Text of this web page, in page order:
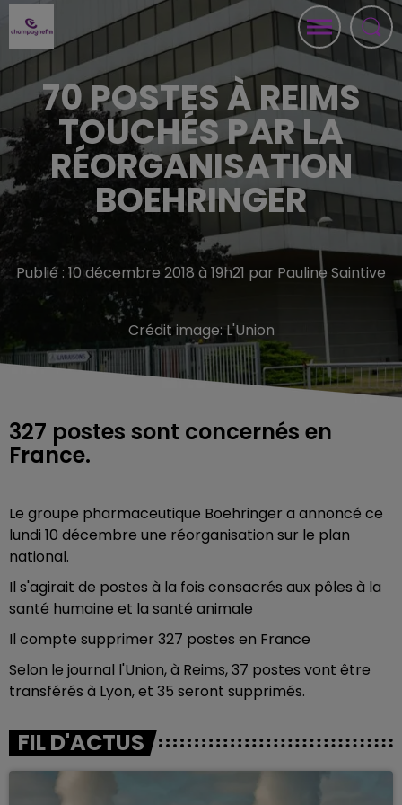
70 POSTES À REIMS
TOUCHÉS PAR LA
RÉORGANISATION
BOEHRINGER
Publié : 10 décembre 2018 à 19h21 par Pauline Saintive
Crédit image: L'Union
327 postes sont concernés en
France.
Le groupe pharmaceutique Boehringer a annoncé ce
lundi 10 décembre une réorganisation sur le plan
national.
Il s'agirait de postes à la fois consacrés aux pôles à la
santé humaine et la santé animale
Il compte supprimer 327 postes en France
Selon le journal l'Union, à Reims, 37 postes vont être
transférés à Lyon, et 35 seront supprimés.
FIL D'ACTUS